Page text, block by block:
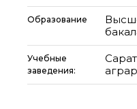
Образование
Учебные
заведения: